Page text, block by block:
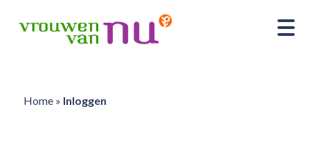
Home» Inloggen